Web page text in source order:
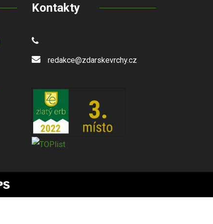
Kontakty
redakce@zdarskevrchy.cz